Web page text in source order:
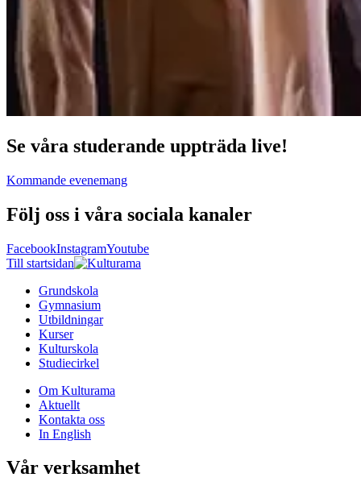
Se våra studerande uppträda live!
Kommande evenemang
Följ oss i våra sociala kanaler
FacebookInstagramYoutube
Till startsidan
Grundskola
Gymnasium
Utbildningar
Kurser
Kulturskola
Studiecirkel
Om Kulturama
Aktuellt
Kontakta oss
In English
Vår verksamhet